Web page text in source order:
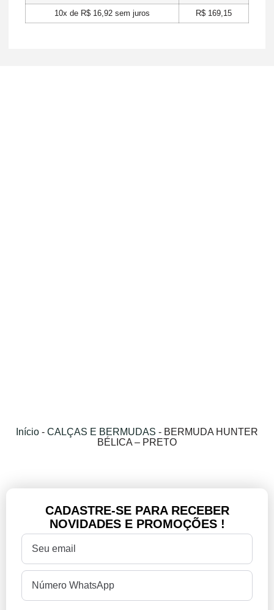
10x de R$ 16,92 sem juros R$ 169,15
Início - CALÇAS E BERMUDAS - BERMUDA HUNTER
BÉLICA – PRETO
CADASTRE-SE PARA RECEBER
NOVIDADES E PROMOÇÕES !